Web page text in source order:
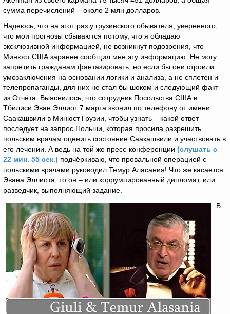
сумма перечислений – около 2 млн долларов.
Надеюсь, что на этот раз у грузинского обывателя, уверенного,
что мои прогнозы сбываются потому, что я обладаю
эксклюзивной информацией, не возникнут подозрения, что
Минюст США заранее сообщил мне эту информацию. Не могу
запретить гражданам фантазировать, но если бы они строили
умозаключения на основании логики и анализа, а не сплетен и
телепропаганды, для них не стал бы шоком и следующий факт
из Отчёта. Выяснилось, что сотрудник Посольства США в
Тбилиси Эван Эллиот 7 марта звонил по телефону от имени
Саакашвили в Минюст Грузии, чтобы узнать – какой ответ
последует на запрос Польши, которая просила разрешить
польским врачам оценить состояние Саакашвили и участвовать в
его лечении. А ведь на той же пресс-конференции (слушать с
22 мин. 55 сек.) подчёркиваю, что провальной операцией с
польскими врачами руководил Темур Аласания! Что же касается
Эвана Эллиота, то он – или коррумпированный дипломат, или
разведчик, выполняющий задание.
В